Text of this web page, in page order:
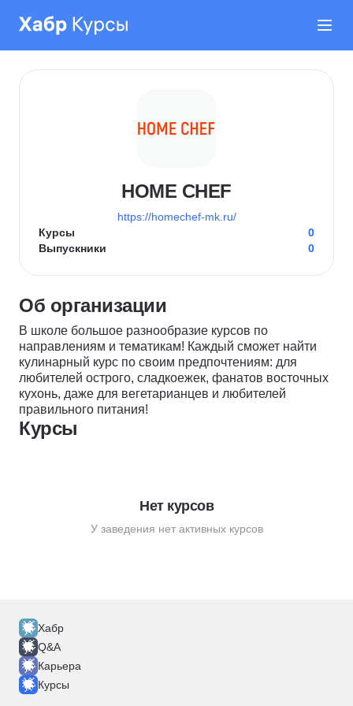
HOME CHEF
https://homechef-mk.ru/
Курсы
0
Выпускники
0
Об организации
В школе большое разнообразие курсов по
направлениям и тематикам! Каждый сможет найти
кулинарный курс по своим предпочтениям: для
любителей острого, сладкоежек, фанатов восточных
кухонь, даже для вегетарианцев и любителей
правильного питания!
Курсы
Нет курсов
У заведения нет активных курсов
Хабр
Q&A
Карьера
Курсы